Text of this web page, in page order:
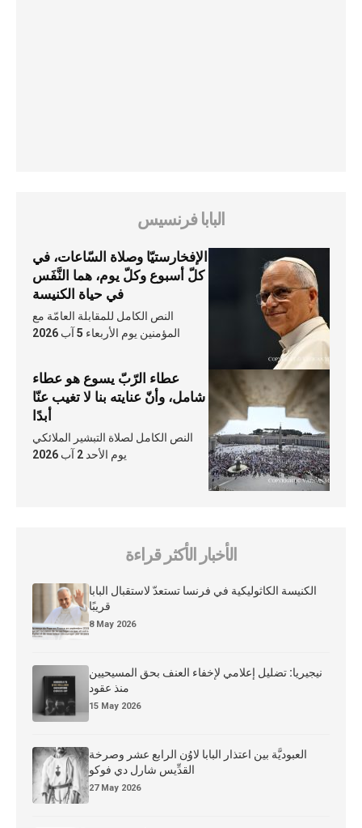
البابا فرنسيس
الإفخارستيّا وصلاة السّاعات، في
كلّ أسبوع وكلّ يوم، هما النَّفَس
في حياة الكنيسة
النص الكامل للمقابلة العامّة مع
المؤمنين يوم الأربعاء 5 آب 2026
عطاء الرّبّ يسوع هو عطاء
شامل، وأنّ عنايته بنا لا تغيب عنّا
أبدًا
النص الكامل لصلاة التبشير الملائكي
يوم الأحد 2 آب 2026
الأخبار الأكثر قراءة
الكنيسة الكاثوليكية في فرنسا تستعدّ لاستقبال البابا
قريبًا
8 May 2026
نيجيريا: تضليل إعلامي لإخفاء العنف بحق المسيحيين
منذ عقود
15 May 2026
العبوديَّة بين اعتذار البابا لاوُن الرابع عشر وصرخة
القدِّيس شارل دي فوكو
27 May 2026